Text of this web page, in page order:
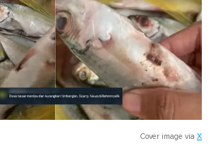
Cover image via X